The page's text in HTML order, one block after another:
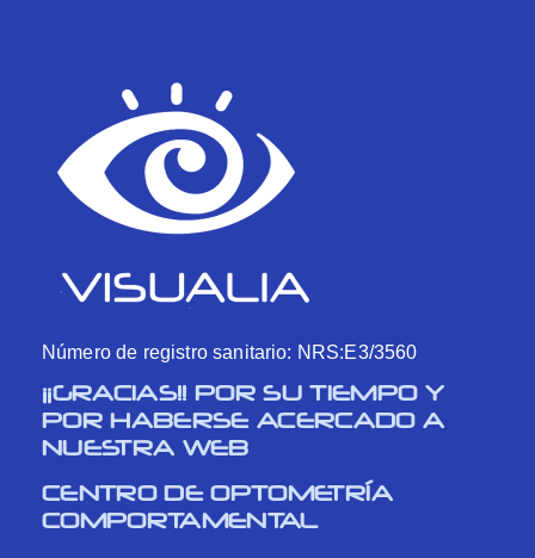
Número de registro sanitario: NRS:E3/3560
¡¡GRACIAS!! POR SU TIEMPO Y
POR HABERSE ACERCADO A
NUESTRA WEB
CENTRO DE OPTOMETRÍA
COMPORTAMENTAL